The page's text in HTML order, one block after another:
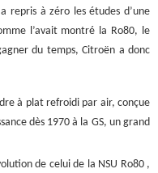
repris à zéro les études d’une
l’avait montré la Ro80, le
du temps, Citroën a donc
à plat refroidi par air, conçue
dès 1970 à la GS, un grand
de celui de la NSU Ro80 ,